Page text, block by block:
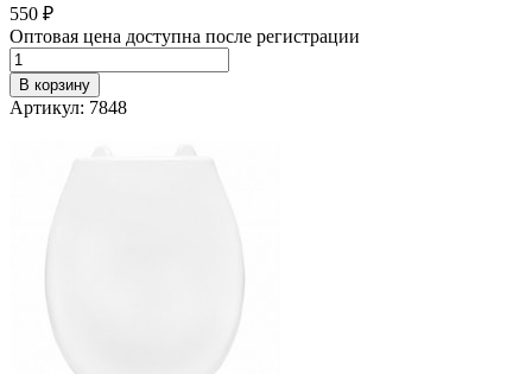
550 ₽
Оптовая цена доступна после регистрации
В корзину
Артикул: 7848